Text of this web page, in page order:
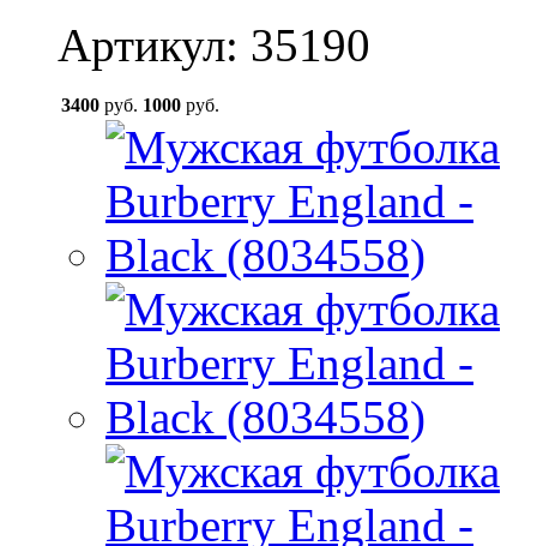
Артикул: 35190
3400 руб. 1000 руб.